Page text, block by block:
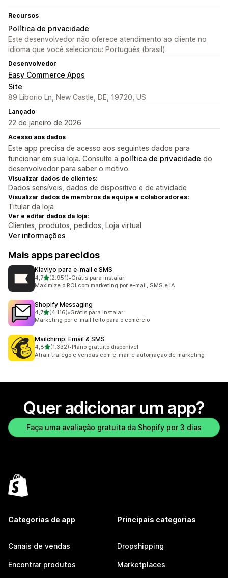
Recursos
Política de privacidade
Este desenvolvedor não oferece atendimento ao cliente no
idioma que você selecionou: Português (brasil).
Desenvolvedor
Easy Commerce Apps
Site
89 Liborio Ln, New Castle, DE, 19720, US
Lançado
22 de janeiro de 2026
Acesso aos dados
Este app precisa de acesso aos seguintes dados para
funcionar em sua loja. Consulte a política de privacidade do
desenvolvedor para saber o motivo.
Visualizar dados de clientes:
Dados sensíveis, dados de dispositivo e de atividade
Visualizar dados de membros da equipe e colaboradores:
Titular da loja
Ver e editar dados da loja:
Clientes, produtos, pedidos, Loja virtual
Ver informações
Mais apps parecidos
Klaviyo para e‑mail e SMS
4,7de 5 estrelas
(2.951)
2951 avaliações ao todo
•Grátis para instalar
Maximize o ROI com marketing por e-mail, SMS e IA
Shopify Messaging
4,7de 5 estrelas
(4.116)
4116 avaliações ao todo
•Grátis para instalar
Marketing por e-mail feito para o comércio
Mailchimp: Email & SMS
4,8de 5 estrelas
(1.332)
1332 avaliações ao todo
•Plano gratuito disponível
Atrair tráfego e vendas com e-mail e automação de marketing
Quer adicionar um app?
Faça uma avaliação gratuita da Shopify por 3 dias
Categorias de app
Canais de vendas
Encontrar produtos
Principais categorias
Dropshipping
Marketplaces